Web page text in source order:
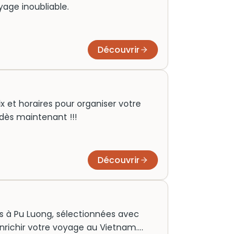
inoubliable.
Découvrir
et horaires pour organiser votre
maintenant !!!
Découvrir
à Pu Luong, sélectionnées avec
votre voyage au Vietnam.